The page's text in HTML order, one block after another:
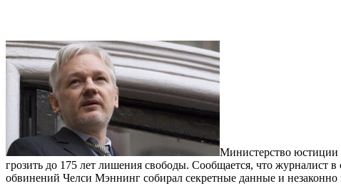
Министерство
грозить до 175 лет лишения свободы. Сообщается, что
обвинений Челси Мэннинг собирал секретные данные и